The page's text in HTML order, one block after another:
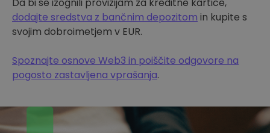
dodajte sredstva z bančnim depozitom in kupite s
svojim dobroimetjem v EUR.
Spoznajte osnove Web3 in poiščite odgovore na
pogosto zastavljena vprašanja.